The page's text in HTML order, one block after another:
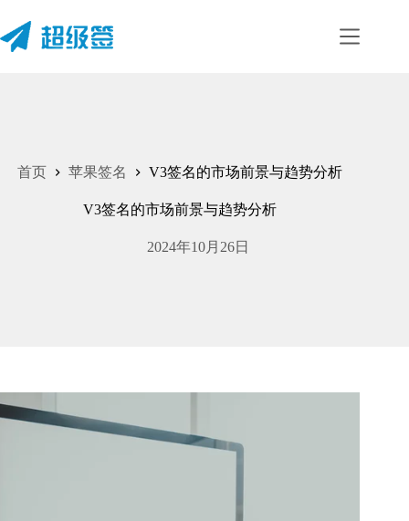
首页 苹果签名 V3签名的市场前景与趋势分析
V3签名的市场前景与趋势分析
2024年10月26日